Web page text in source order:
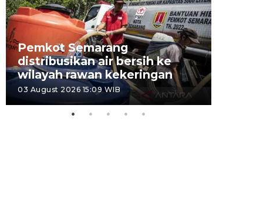
Pemkot Semarang
distribusikan air bersih ke
wilayah rawan kekeringan
03 August 2026 15:09 WIB